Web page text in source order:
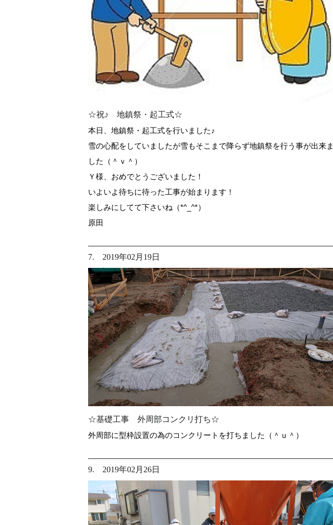
☆祝♪ 地鎮祭・起工式☆
本日、地鎮祭・起工式を行いました♪
雪の心配をしていましたが雪もそこまで降らず地鎮祭を行う事が出来ま
した（＾ｖ＾）
Ｙ様、おめでとうございました！
いよいよ待ちに待った工事が始まります！
楽しみにしてて下さいね（*^_^*）
原田
7. 2019年02月19日
☆基礎工事 外周部コンクリ打ち☆
外周部に型枠設置の為のコンクリートを打ちました（＾ｕ＾）
9. 2019年02月26日